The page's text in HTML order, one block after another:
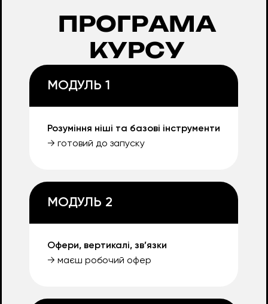
ПРОГРАМА
КУРСУ
МОДУЛЬ 1
Розуміння ніші та базові інструменти
→ готовий до запуску
МОДУЛЬ 2
Офери, вертикалі, зв’язки
→ маєш робочий офер